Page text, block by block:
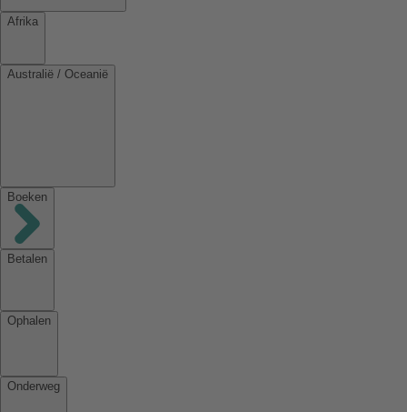
Afrika
Australië / Oceanië
Boeken
Betalen
Ophalen
Onderweg